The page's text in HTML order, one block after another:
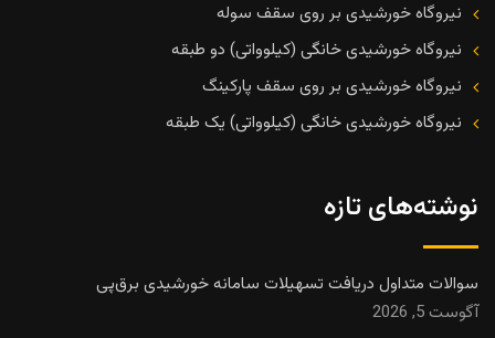
نیروگاه خورشیدی بر روی سقف سوله
نیروگاه خورشیدی خانگی (کیلوواتی) دو طبقه
نیروگاه خورشیدی بر روی سقف پارکینگ
نیروگاه خورشیدی خانگی (کیلوواتی) یک طبقه
نوشته‌های تازه
سوالات متداول دریافت تسهیلات سامانه خورشیدی برق‌پی
آگوست 5, 2026